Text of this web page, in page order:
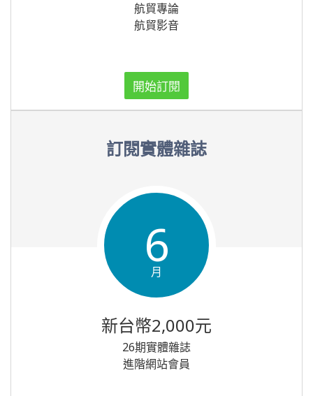
航貿專論
航貿影音
開始訂閱
訂閱實體雜誌
6
月
新台幣2,000元
26期實體雜誌
進階網站會員